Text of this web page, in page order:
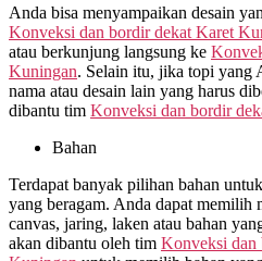
Anda bisa menyampaikan desain
Konveksi dan bordir dekat Karet
atau berkunjung langsung ke
Kuningan. Selain itu, jika topi yang
nama atau desain lain yang harus
dibantu tim Konveksi dan bordir
Bahan
Terdapat banyak pilihan bahan
yang beragam. Anda dapat memilih
canvas, jaring, laken atau bahan
akan dibantu oleh tim Konveksi dan